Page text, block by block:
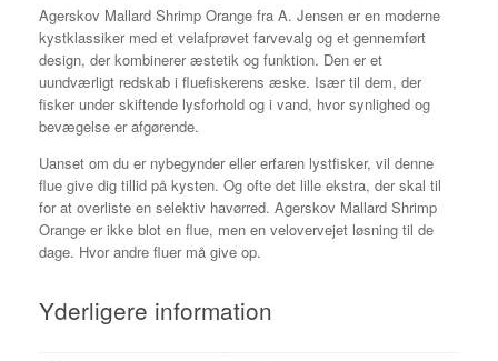
Agerskov Mallard Shrimp Orange fra A. Jensen er en moderne
kystklassiker med et velafprøvet farvevalg og et gennemført
design, der kombinerer æstetik og funktion. Den er et
uundværligt redskab i fluefiskerens æske. Især til dem, der
fisker under skiftende lysforhold og i vand, hvor synlighed og
bevægelse er afgørende.
Uanset om du er nybegynder eller erfaren lystfisker, vil denne
flue give dig tillid på kysten. Og ofte det lille ekstra, der skal til
for at overliste en selektiv havørred. Agerskov Mallard Shrimp
Orange er ikke blot en flue, men en velovervejet løsning til de
dage. Hvor andre fluer må give op.
Yderligere information